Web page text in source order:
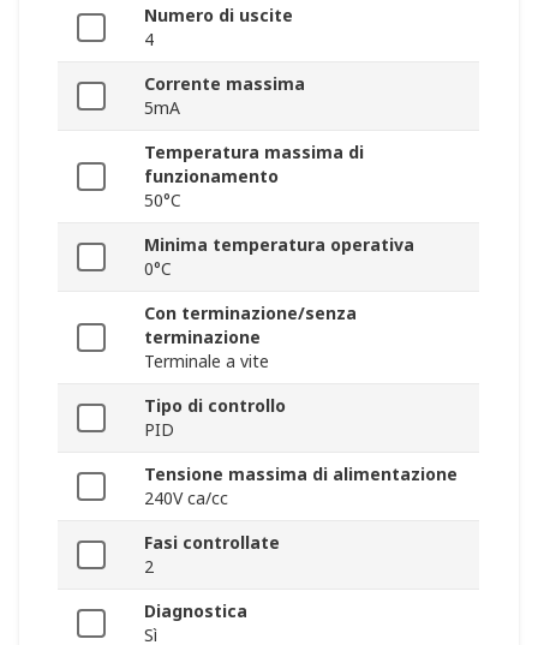
Numero di uscite
4
Corrente massima
5mA
Temperatura massima di
funzionamento
50°C
Minima temperatura operativa
0°C
Con terminazione/senza
terminazione
Terminale a vite
Tipo di controllo
PID
Tensione massima di alimentazione
240V ca/cc
Fasi controllate
2
Diagnostica
Sì